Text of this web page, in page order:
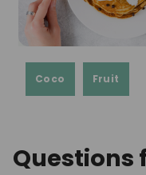
Coco Fruit
Questions